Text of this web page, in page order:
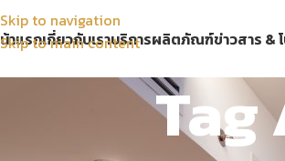
Skip to navigation
Skip to main content
าแรกเกี่ยวกับเราบริการผลิตภัณฑ์ข่าวสาร &
Tag